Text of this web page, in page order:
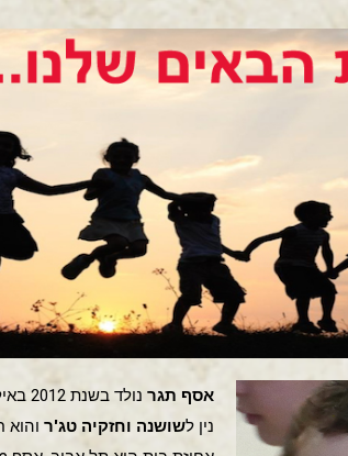
אסף תגרנולד בשנת 2012 באילת, להוריו
נין לשושנה וחזקיה טג'רוהוא